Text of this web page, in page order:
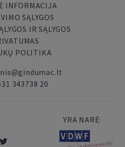
INFORMACIJA
SĄLYGOS
IR SĄLYGOS
POLITIKA
343738 20
YRA NARĖ: